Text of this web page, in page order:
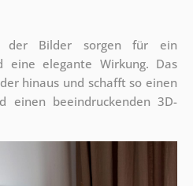
der Bilder sorgen für ein
eine elegante Wirkung. Das
hinaus und schafft so einen
einen beeindruckenden 3D-